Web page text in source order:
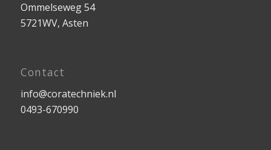
Ommelseweg 54
5721WV, Asten
Contact
info@coratechniek.nl
0493-670990